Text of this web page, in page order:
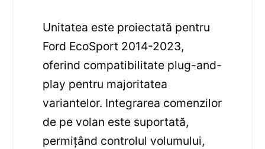
Unitatea este proiectată pentru
Ford EcoSport 2014-2023,
oferind compatibilitate plug-and-
play pentru majoritatea
variantelor. Integrarea comenzilor
de pe volan este suportată,
permițând controlul volumului,